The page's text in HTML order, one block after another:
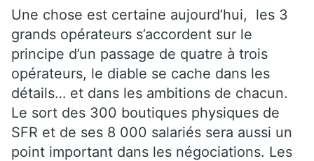
Une chose est certaine aujourd’hui, les 3
grands opérateurs s’accordent sur le
principe d’un passage de quatre à trois
opérateurs, le diable se cache dans les
détails… et dans les ambitions de chacun.
Le sort des 300 boutiques physiques de
SFR et de ses 8 000 salariés sera aussi un
point important dans les négociations. Les